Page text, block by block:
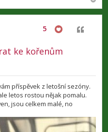
ke kořenům
5 Citovat
příspěvek z letošní sezóny.
letos rostou nějak pomalu.
jsou celkem malé, no